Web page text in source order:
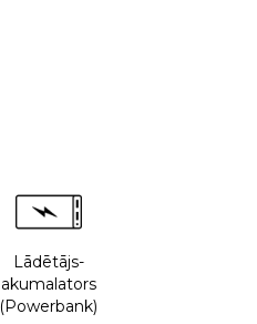
Lādētājs-
akumalators
(Powerbank)